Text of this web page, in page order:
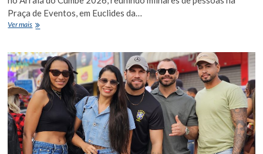
Praça de Eventos, em Euclides da…
Ver maisProgramação
reuniu
grandes
atrações
no
Arraiá
do
Cumbe
2026